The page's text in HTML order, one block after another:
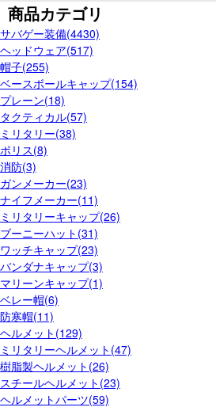
商品カテゴリ
サバゲー装備(4430)
ヘッドウェア(517)
帽子(255)
ベースボールキャップ(154)
プレーン(18)
タクティカル(57)
ミリタリー(38)
ポリス(8)
消防(3)
ガンメーカー(23)
ナイフメーカー(11)
ミリタリーキャップ(26)
ブーニーハット(31)
ワッチキャップ(23)
バンダナキャップ(3)
マリーンキャップ(1)
ベレー帽(6)
防寒帽(11)
ヘルメット(129)
ミリタリーヘルメット(47)
樹脂製ヘルメット(26)
スチールヘルメット(23)
ヘルメットパーツ(59)